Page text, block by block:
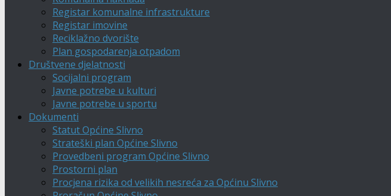
Registar komunalne infrastrukture
Registar imovine
Reciklažno dvorište
Plan gospodarenja otpadom
Društvene djelatnosti
Socijalni program
Javne potrebe u kulturi
Javne potrebe u sportu
Dokumenti
Statut Općine Slivno
Strateški plan Općine Slivno
Provedbeni program Općine Slivno
Prostorni plan
Procjena rizika od velikih nesreća za Općinu Slivno